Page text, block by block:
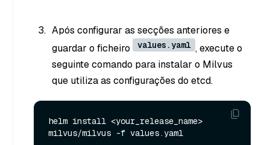
Após configurar as secções anteriores e
guardar o ficheiro
values.yaml , execute o
seguinte comando para instalar o Milvus
que utiliza as configurações do etcd.
helm install <your_release_name>